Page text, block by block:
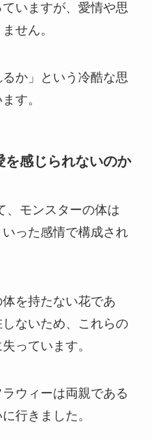
いますが、愛情や思
せん。
か」という冷酷な思
す。
を感じられないのか
、モンスターの体は
いった感情で構成され
を持たない花であ
ないため、これらの
っています。
ウィーは両親である
行きました。